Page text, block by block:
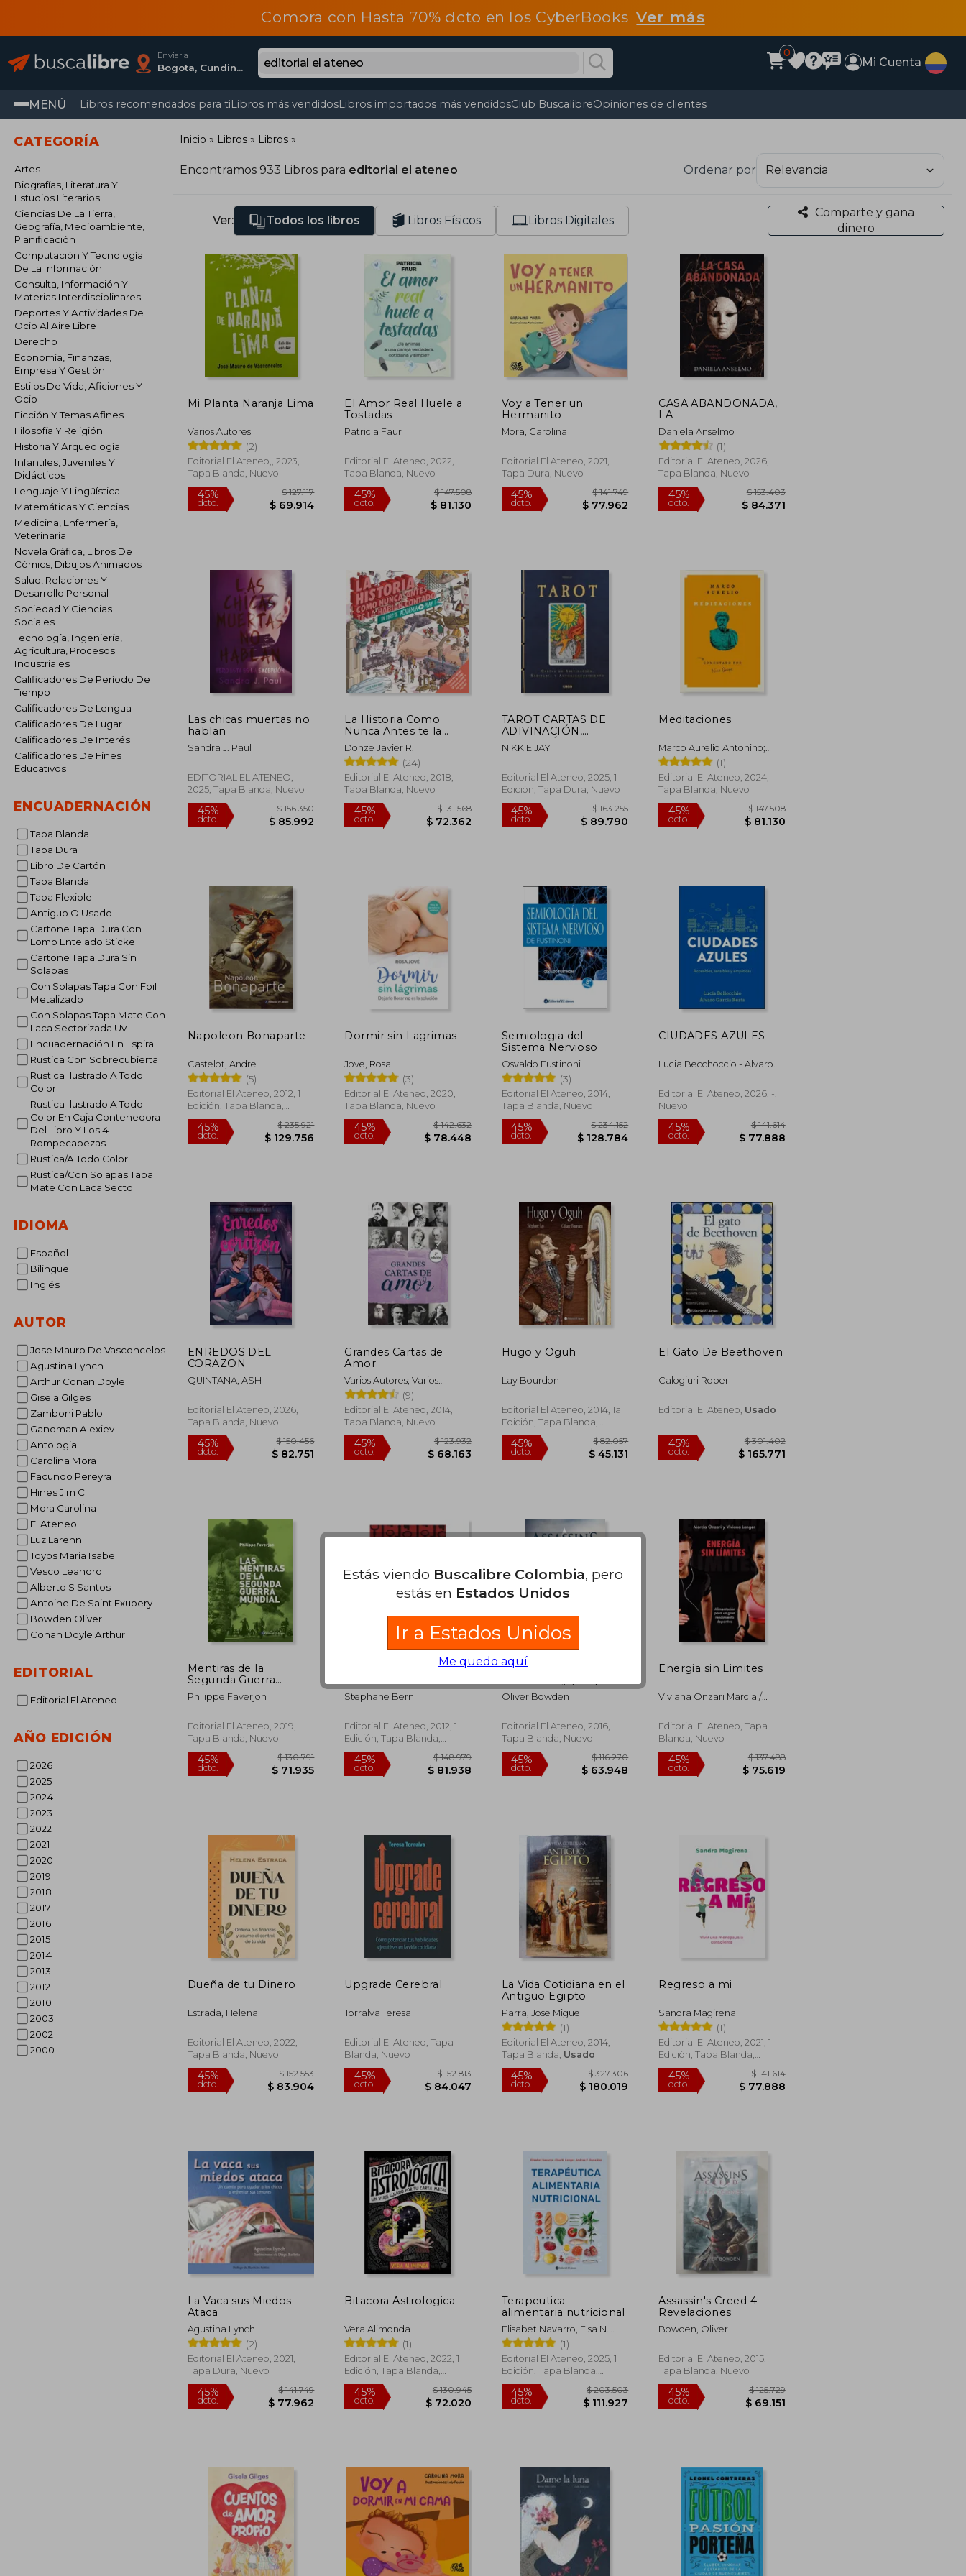
Compra con Hasta 70% dcto en los CyberBooksVer más
Enviar a
Bogota, Cundinamarca
0
Mi Cuenta
MENÚ Libros recomendados para tiLibros más vendidosLibros importados más vendidosClub BuscalibreOpiniones de clientes
CATEGORÍA
Artes
Biografías, Literatura Y
Estudios Literarios
Ciencias De La Tierra,
Geografía, Medioambiente,
Planificación
Computación Y Tecnología
De La Información
Consulta, Información Y
Materias Interdisciplinares
Deportes Y Actividades De
Ocio Al Aire Libre
Derecho
Economía, Finanzas,
Empresa Y Gestión
Estilos De Vida, Aficiones Y
Ocio
Ficción Y Temas Afines
Filosofía Y Religión
Historia Y Arqueología
Infantiles, Juveniles Y
Didácticos
Lenguaje Y Lingüística
Matemáticas Y Ciencias
Medicina, Enfermería,
Veterinaria
Novela Gráfica, Libros De
Cómics, Dibujos Animados
Salud, Relaciones Y
Desarrollo Personal
Sociedad Y Ciencias
Sociales
Tecnología, Ingeniería,
Agricultura, Procesos
Industriales
Calificadores De Período De
Tiempo
Calificadores De Lengua
Calificadores De Lugar
Calificadores De Interés
Calificadores De Fines
Educativos
ENCUADERNACIÓN
Tapa Blanda
Tapa Dura
Libro De Cartón
Tapa Blanda
Tapa Flexible
Antiguo O Usado
Cartone Tapa Dura Con
Lomo Entelado Sticke
Cartone Tapa Dura Sin
Solapas
Con Solapas Tapa Con Foil
Metalizado
Con Solapas Tapa Mate Con
Laca Sectorizada Uv
Encuadernación En Espiral
Rustica Con Sobrecubierta
Rustica Ilustrado A Todo
Color
Rustica Ilustrado A Todo
Color En Caja Contenedora
Del Libro Y Los 4
Rompecabezas
Rustica/A Todo Color
Rustica/Con Solapas Tapa
Mate Con Laca Secto
IDIOMA
Español
Bilingue
Inglés
AUTOR
Jose Mauro De Vasconcelos
Agustina Lynch
Arthur Conan Doyle
Gisela Gilges
Zamboni Pablo
Gandman Alexiev
Antologia
Carolina Mora
Facundo Pereyra
Hines Jim C
Mora Carolina
El Ateneo
Luz Larenn
Toyos Maria Isabel
Vesco Leandro
Alberto S Santos
Antoine De Saint Exupery
Bowden Oliver
Conan Doyle Arthur
EDITORIAL
Editorial El Ateneo
AÑO EDICIÓN
2026
2025
2024
2023
2022
2021
2020
2019
2018
2017
2016
2015
2014
2013
2012
2010
2003
2002
2000
Inicio Libros Libros
Encontramos 933 Libros para editorial el ateneo Ordenar por
Ver: Todos los libros Libros Físicos Libros Digitales
Comparte y gana
dinero
Mi Planta Naranja Lima
Varios Autores
(2)
Editorial El Ateneo,, 2023,
Tapa Blanda, Nuevo
El Amor Real Huele a
Tostadas
Patricia Faur
Editorial El Ateneo, 2022,
Tapa Blanda, Nuevo
Voy a Tener un
Hermanito
Mora, Carolina
Editorial El Ateneo, 2021,
Tapa Dura, Nuevo
CASA ABANDONADA,
LA
Daniela Anselmo
(1)
Editorial El Ateneo, 2026,
Tapa Blanda, Nuevo
Las chicas muertas no
hablan
Sandra J. Paul
EDITORIAL EL ATENEO,
2025, Tapa Blanda, Nuevo
45%
dcto.
La Historia Como
Nunca Antes te la
Habian Contado. Un
Libro de Academia
Play
Donze Javier R.
(24)
Editorial El Ateneo, 2018,
Tapa Blanda, Nuevo
45%
dcto.
TAROT CARTAS DE
ADIVINACIÓN,
SABIDURÍA Y
AUTODESCUBRIMIENTO
NIKKIE JAY
Editorial El Ateneo, 2025, 1
Edición, Tapa Dura, Nuevo
45%
dcto. $ 89.790
Meditaciones
Marco Aurelio Antonino;
Marco Aurelio(1)
Editorial El Ateneo, 2024,
Tapa Blanda, Nuevo
dcto.
Napoleon Bonaparte
Castelot, Andre
(5)
Editorial El Ateneo, 2012, 1
Edición, Tapa Blanda,
Nuevo
45%
dcto.
Dormir sin Lagrimas
Jove, Rosa
(3)
Editorial El Ateneo, 2020,
Tapa Blanda, Nuevo
45%
dcto.
Semiologia del
Sistema Nervioso
Osvaldo Fustinoni
(3)
Editorial El Ateneo, 2014,
Tapa Blanda, Nuevo
45%
dcto.
$ 234.152
$ 128.784
CIUDADES AZULES
Lucia Becchoccio - Alvaro
Editorial El Ateneo, 2026, -,
Nuevo
45%
dcto.
ENREDOS DEL
CORAZON
QUINTANA, ASH
Editorial El Ateneo, 2026,
Tapa Blanda, Nuevo
45%
dcto.
Grandes Cartas de
Amor
Varios Autores; Varios
Autores
(9)
Editorial El Ateneo, 2014,
Tapa Blanda, Nuevo
$ 123.932
$ 68.163
Hugo y Oguh
Lay Bourdon
Editorial El Ateneo, 2014, 1a
Edición, Tapa Blanda,
Nuevo
$ 82.057
$ 45.131
El Gato De Beethoven
Calogiuri Rober
Editorial El Ateneo, Usado
45%
dcto.
Mentiras de la
Segunda Guerra
Mundial
Philippe Faverjon
Editorial El Ateneo, 2019,
Tapa Blanda, Nuevo
45%
Secretos de la Historia
Stephane Bern
Editorial El Ateneo, 2012, 1
Edición, Tapa Blanda,
Nuevo
45%
Ubisoft Assassin 's
Oliver Bowden
Editorial El Ateneo, 2016,
Tapa Blanda, Nuevo
45%
Energia sin Limites
Viviana Onzari Marcia /
Editorial El Ateneo, Tapa
Blanda, Nuevo
Dueña de tu Dinero
Estrada, Helena
Editorial El Ateneo, 2022,
Tapa Blanda, Nuevo
45% $ 152.553
Upgrade Cerebral
Torralva Teresa
Editorial El Ateneo, Tapa
Blanda, Nuevo
45% $ 152.813
$ 84.047
La Vida Cotidiana en el
Antiguo Egipto
Parra, Jose Miguel
(1)
Editorial El Ateneo, 2014,
Tapa Blanda, Usado
45%
dcto.
$ 327.306
$ 180.019
Regreso a mi
Sandra Magirena
(1)
Editorial El Ateneo, 2021, 1
Edición, Tapa Blanda,
Nuevo
45%
La Vaca sus Miedos
Ataca
Agustina Lynch
(2)
Editorial El Ateneo, 2021,
Tapa Dura, Nuevo
Bitacora Astrologica
Vera Alimonda
(1)
Editorial El Ateneo, 2022, 1
Edición, Tapa Blanda,
Nuevo
Terapeutica
alimentaria nutricional
Elisabet Navarro, Elsa N.
Longo, Andrea F. González
(1)
Editorial El Ateneo, 2025, 1
Edición, Tapa Blanda,
Nuevo
Assassin's Creed 4:
Revelaciones
Bowden, Oliver
Editorial El Ateneo, 2015,
Tapa Blanda, Nuevo
Estás viendo Buscalibre Colombia, pero
estás en Estados Unidos
Ir a Estados Unidos
Me quedo aquí